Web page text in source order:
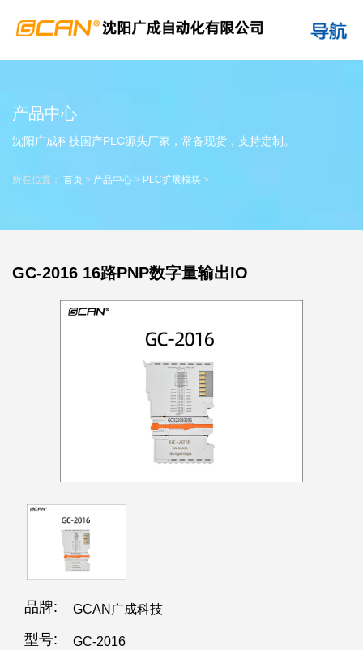
产品中心
沈阳广成科技国产PLC源头厂家，常备现货，支持定制。
所在位置： 首页 > 产品中心 > PLC扩展模块 >
GC-2016 16路PNP数字量输出IO
品牌: GCAN广成科技
型号: GC-2016